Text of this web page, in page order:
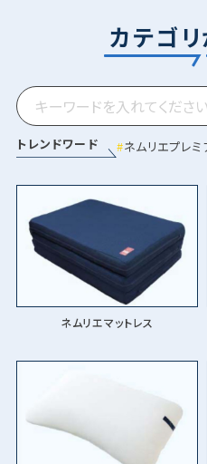
カテゴ
トレンドワード ネムリエプレミ
ネムリエマットレス